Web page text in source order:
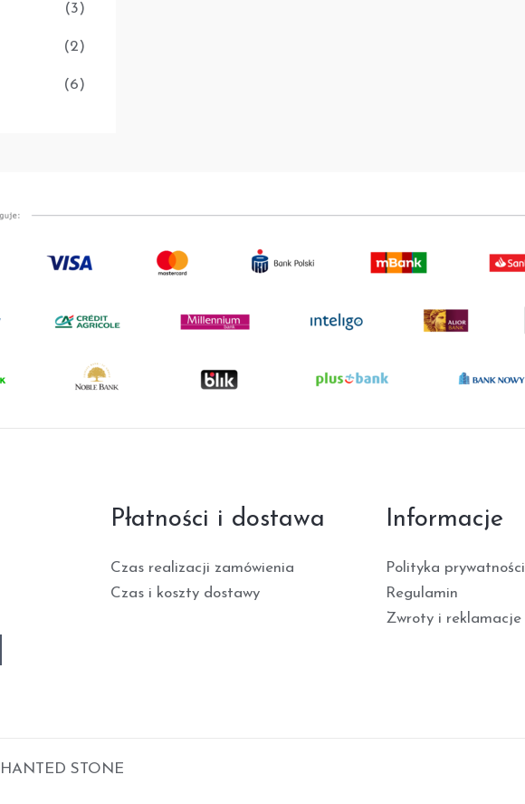
(3)
(2)
(6)
Płatności i dostawa
Czas realizacji zamówienia
Czas i koszty dostawy
Informacje
Polityka prywatności
Regulamin
Zwroty i reklamacje
STONE